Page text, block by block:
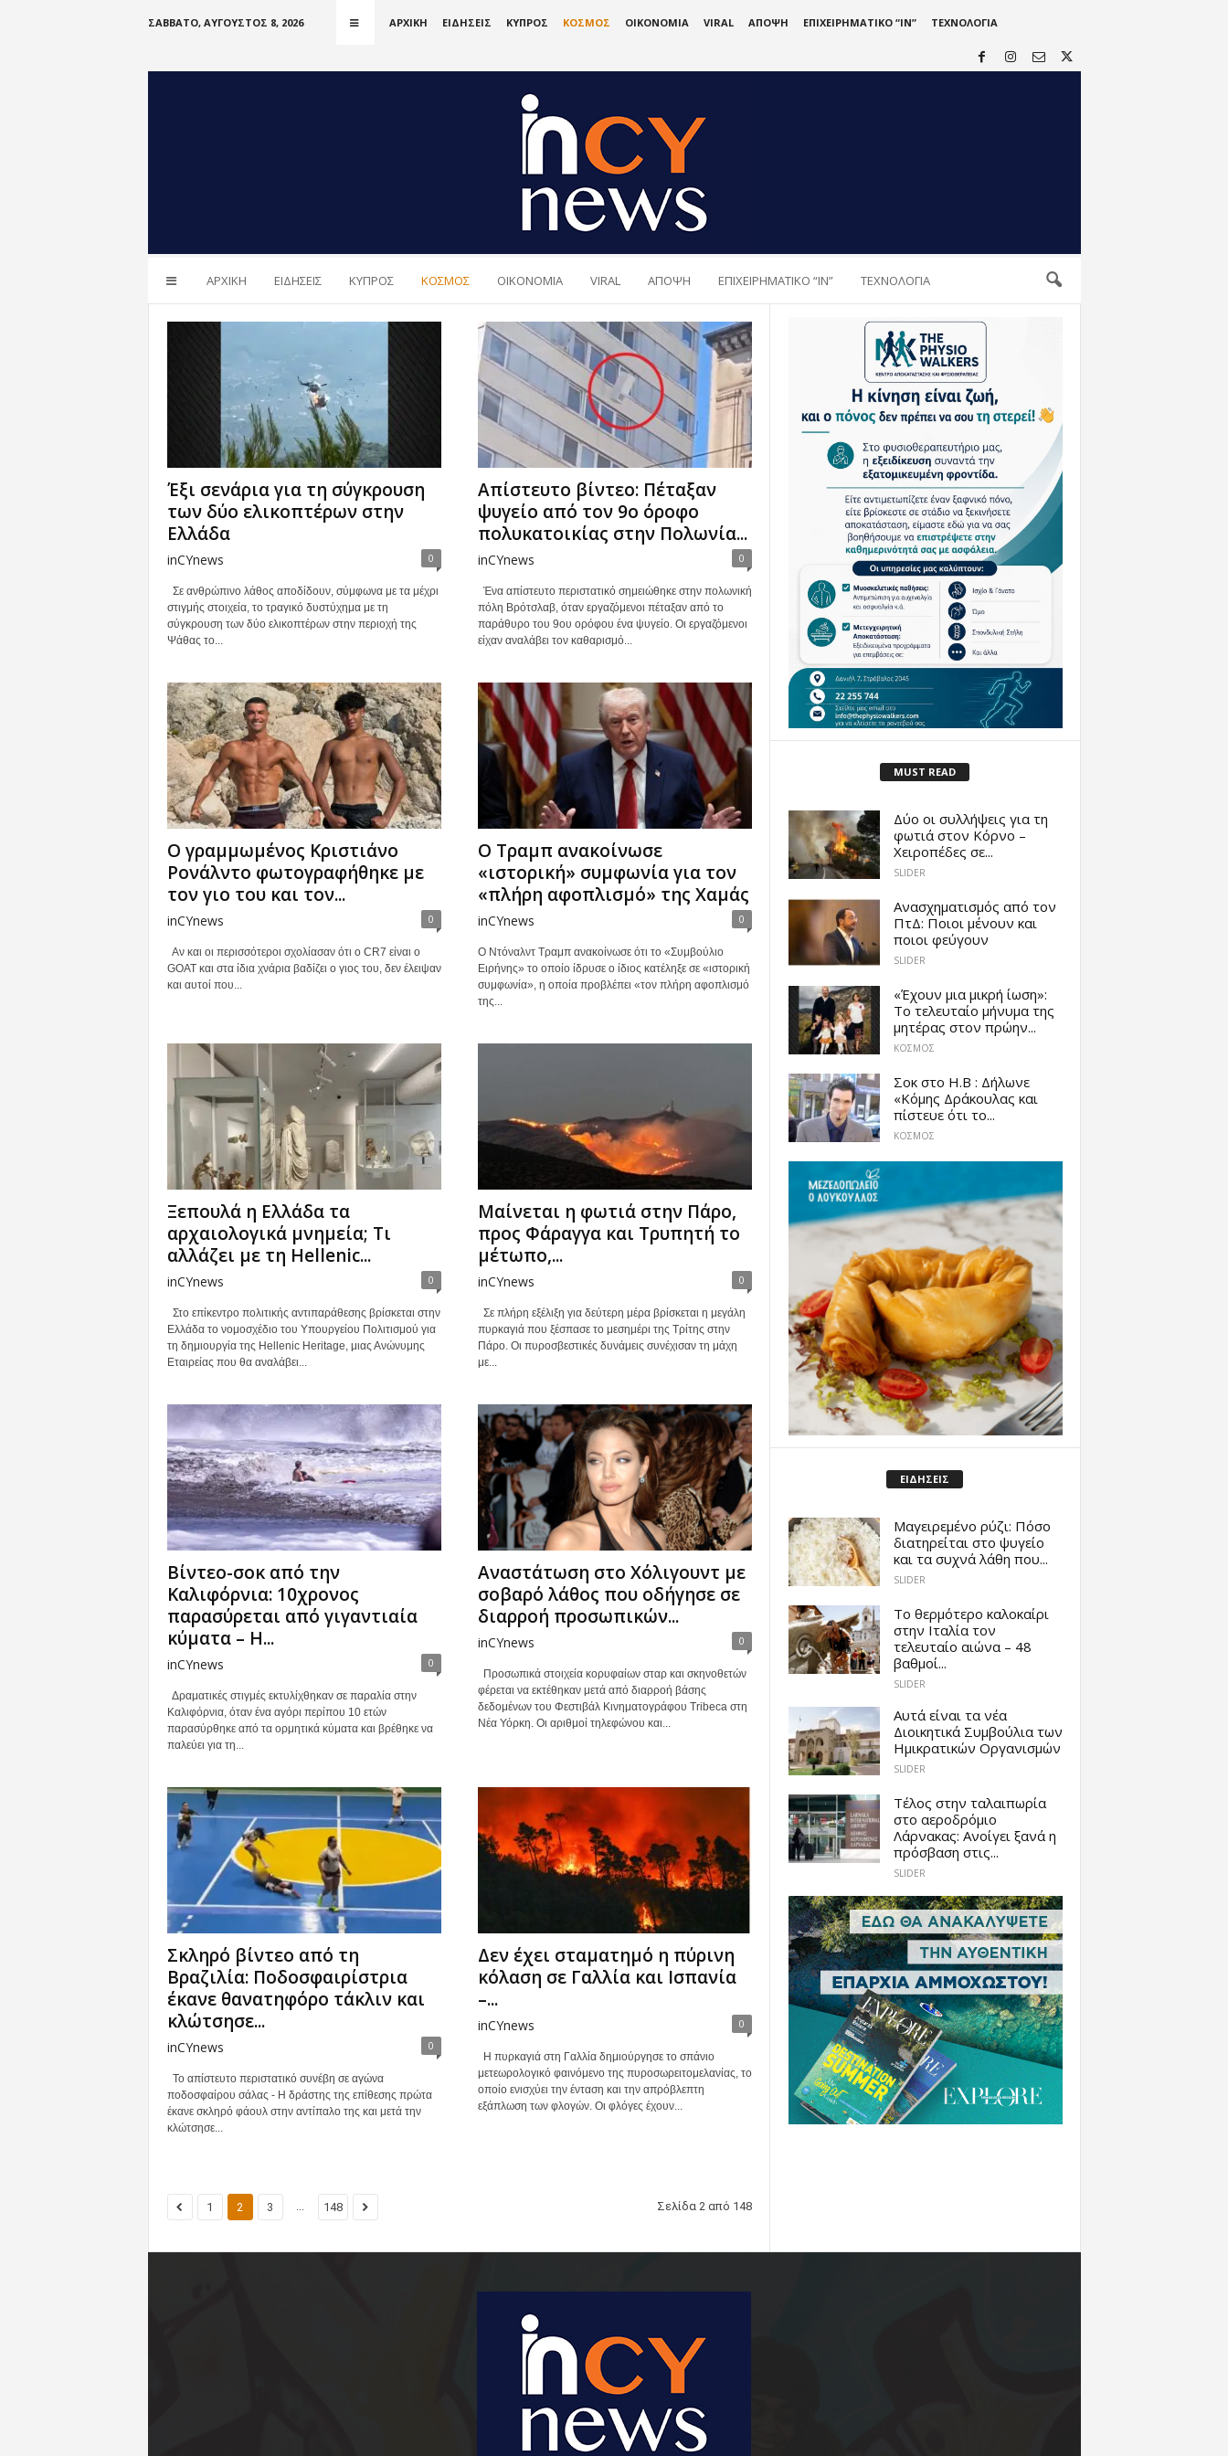
ΣΆΒΒΑΤΟ, ΑΎΓΟΥΣΤΟΣ 8, 2026 ΑΡΧΙΚΗ ΕΙΔΗΣΕΙΣ ΚΥΠΡΟΣ ΚΟΣΜΟΣ ΟΙΚΟΝΟΜΙΑ VIRAL ΑΠΟΨΗ ΕΠΙΧΕΙΡΗΜΑΤΙΚΟ “IN” ΤΕΧΝΟΛΟΓΙΑ
C
ΑΡΧΙΚΗ ΕΙΔΗΣΕΙΣ ΚΥΠΡΟΣ ΚΟΣΜΟΣ ΟΙΚΟΝΟΜΙΑ VIRAL ΑΠΟΨΗ ΕΠΙΧΕΙΡΗΜΑΤΙΚΟ “IN” ΤΕΧΝΟΛΟΓΙΑ
Έξι σενάρια για τη σύγκρουση
των δύο ελικοπτέρων στην
Eλλάδα
inCYnews 0
Σε ανθρώπινο λάθος αποδίδουν, σύμφωνα με τα μέχρι
στιγμής στοιχεία, το τραγικό δυστύχημα με τη
σύγκρουση των δύο ελικοπτέρων στην περιοχή της
Ψάθας το...
Απίστευτο βίντεο: Πέταξαν
ψυγείο από τον 9ο όροφο
πολυκατοικίας στην Πολωνία...
inCYnews 0
Ένα απίστευτο περιστατικό σημειώθηκε στην πολωνική
πόλη Βρότσλαβ, όταν εργαζόμενοι πέταξαν από το
παράθυρο του 9ου ορόφου ένα ψυγείο. Οι εργαζόμενοι
είχαν αναλάβει τον καθαρισμό...
Ο γραμμωμένος Κριστιάνο
Ρονάλντο φωτογραφήθηκε με
τον γιο του και τον...
inCYnews 0
Αν και οι περισσότεροι σχολίασαν ότι ο CR7 είναι ο
GOAT και στα ίδια χνάρια βαδίζει ο γιος του, δεν έλειψαν
και αυτοί που...
Ο Τραμπ ανακοίνωσε
«ιστορική» συμφωνία για τον
«πλήρη αφοπλισμό» της Χαμάς
inCYnews 0
Ο Ντόναλντ Τραμπ ανακοίνωσε ότι το «Συμβούλιο
Ειρήνης» το οποίο ίδρυσε ο ίδιος κατέληξε σε «ιστορική
συμφωνία», η οποία προβλέπει «τον πλήρη αφοπλισμό
της...
Ξεπουλά η Ελλάδα τα
αρχαιολογικά μνημεία; Τι
αλλάζει με τη Hellenic...
inCYnews 0
Στο επίκεντρο πολιτικής αντιπαράθεσης βρίσκεται στην
Ελλάδα το νομοσχέδιο του Υπουργείου Πολιτισμού για
τη δημιουργία της Hellenic Heritage, μιας Ανώνυμης
Εταιρείας που θα αναλάβει...
Μαίνεται η φωτιά στην Πάρο,
προς Φάραγγα και Τρυπητή το
μέτωπο,...
inCYnews 0
Σε πλήρη εξέλιξη για δεύτερη μέρα βρίσκεται η μεγάλη
πυρκαγιά που ξέσπασε το μεσημέρι της Τρίτης στην
Πάρο. Οι πυροσβεστικές δυνάμεις συνέχισαν τη μάχη
με...
Βίντεο-σοκ από την
Καλιφόρνια: 10χρονος
παρασύρεται από γιγαντιαία
κύματα – Η...
inCYnews 0
Δραματικές στιγμές εκτυλίχθηκαν σε παραλία στην
Καλιφόρνια, όταν ένα αγόρι περίπου 10 ετών
παρασύρθηκε από τα ορμητικά κύματα και βρέθηκε να
παλεύει για τη...
Αναστάτωση στο Χόλιγουντ με
σοβαρό λάθος που οδήγησε σε
διαρροή προσωπικών...
inCYnews 0
Προσωπικά στοιχεία κορυφαίων σταρ και σκηνοθετών
φέρεται να εκτέθηκαν μετά από διαρροή βάσης
δεδομένων του Φεστιβάλ Κινηματογράφου Tribeca στη
Νέα Υόρκη. Οι αριθμοί τηλεφώνου και...
Σκληρό βίντεο από τη
Βραζιλία: Ποδοσφαιρίστρια
έκανε θανατηφόρο τάκλιν και
κλώτσησε...
inCYnews 0
Το απίστευτο περιστατικό συνέβη σε αγώνα
ποδοσφαίρου σάλας - Η δράστης της επίθεσης πρώτα
έκανε σκληρό φάουλ στην αντίπαλο της και μετά την
κλώτσησε...
Δεν έχει σταματημό η πύρινη
κόλαση σε Γαλλία και Ισπανία
–...
inCYnews 0
Η πυρκαγιά στη Γαλλία δημιούργησε το σπάνιο
μετεωρολογικό φαινόμενο της πυροσωρειτομελανίας, το
οποίο ενισχύει την ένταση και την απρόβλεπτη
εξάπλωση των φλογών. Οι φλόγες έχουν...
1 2 3 ... 148 Σελίδα 2 από 148
MUST READ
Δύο οι συλλήψεις για τη
φωτιά στον Κόρνο –
Χειροπέδες σε...
SLIDER
Ανασχηματισμός από τον
ΠτΔ: Ποιοι μένουν και
ποιοι φεύγουν
SLIDER
«Έχουν μια μικρή ίωση»:
Το τελευταίο μήνυμα της
μητέρας στον πρώην...
ΚΟΣΜΟΣ
Σοκ στο Η.Β : Δήλωνε
«Κόμης Δράκουλας και
πίστευε ότι το...
ΚΟΣΜΟΣ
ΕΙΔΗΣΕΙΣ
Μαγειρεμένο ρύζι: Πόσο
διατηρείται στο ψυγείο
και τα συχνά λάθη που...
SLIDER
Το θερμότερο καλοκαίρι
στην Ιταλία τον
τελευταίο αιώνα – 48
βαθμοί...
SLIDER
Αυτά είναι τα νέα
Διοικητικά Συμβούλια των
Ημικρατικών Οργανισμών
SLIDER
Tέλος στην ταλαιπωρία
στο αεροδρόμιο
Λάρνακας: Ανοίγει ξανά η
πρόσβαση στις...
SLIDER